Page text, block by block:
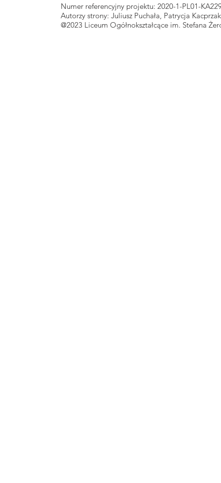
Numer referencyjny projektu: 2020-1-PL01-
Autorzy strony: Juliusz Puchała, Patrycja
@2023 Liceum Ogółnokształcące im. Stefana